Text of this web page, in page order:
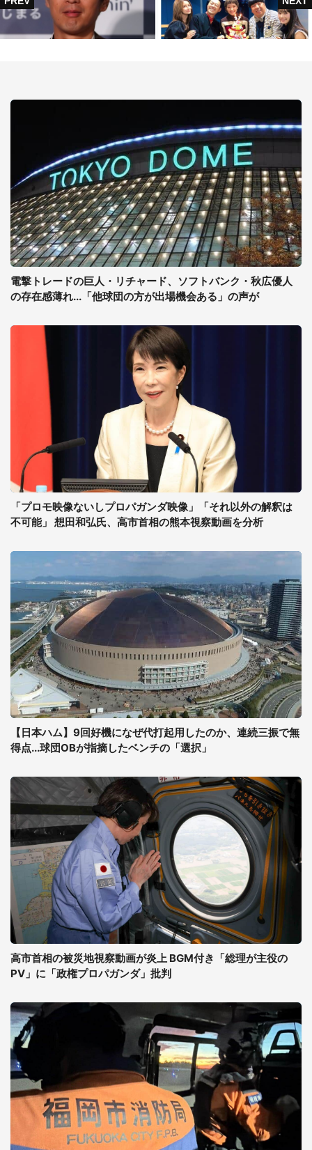
電撃トレードの巨人・リチャード、ソフトバンク・秋広優人
の存在感薄れ...「他球団の方が出場機会ある」の声が
「プロモ映像ないしプロパガンダ映像」「それ以外の解釈は
不可能」 想田和弘氏、高市首相の熊本視察動画を分析
【日本ハム】9回好機になぜ代打起用したのか、連続三振で無
得点...球団OBが指摘したベンチの「選択」
高市首相の被災地視察動画が炎上 BGM付き「総理が主役の
PV」に「政権プロパガンダ」批判